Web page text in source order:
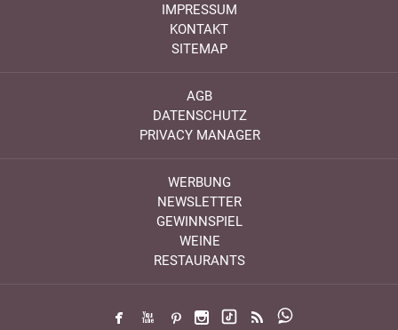
IMPRESSUM
KONTAKT
SITEMAP
AGB
DATENSCHUTZ
PRIVACY MANAGER
WERBUNG
NEWSLETTER
GEWINNSPIEL
WEINE
RESTAURANTS